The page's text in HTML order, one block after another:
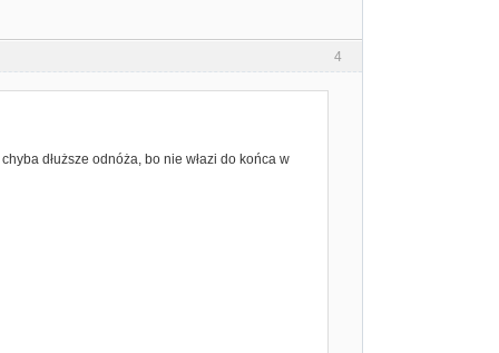
4
dłuższe odnóża, bo nie włazi do końca w